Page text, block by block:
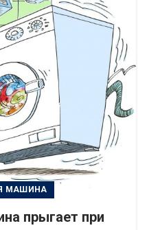
МАШИНА
прыгает при